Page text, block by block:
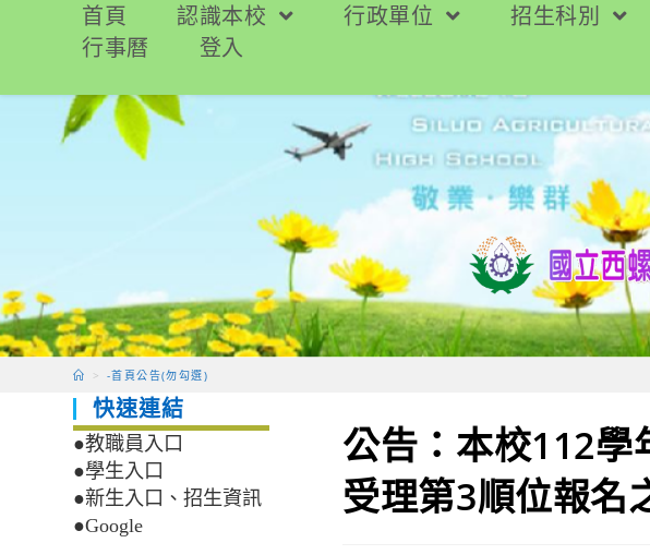
要
首頁 認識本校 行政單位 招生科別
行事曆
登入
> -首頁公告(勿勾選)
公告：本校112學
受理第3順位報名
快速連結
●教職員入口
●學生入口
●新生入口、招生資訊
●Google